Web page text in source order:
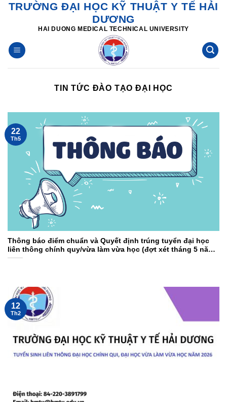
SkipTRƯỜNG ĐẠI HỌC KỸ THUẬT Y TẾ HẢI
DƯƠNG
HAI DUONG MEDICAL TECHNICAL UNIVERSITY
TIN TỨC ĐÀO TẠO ĐẠI HỌC
Thông báo điểm chuẩn và Quyết định trúng tuyển đại học
liên thông chính quy/vừa làm vừa học (đợt xét tháng 5 năm
2026)
22
Th5
12
Th2